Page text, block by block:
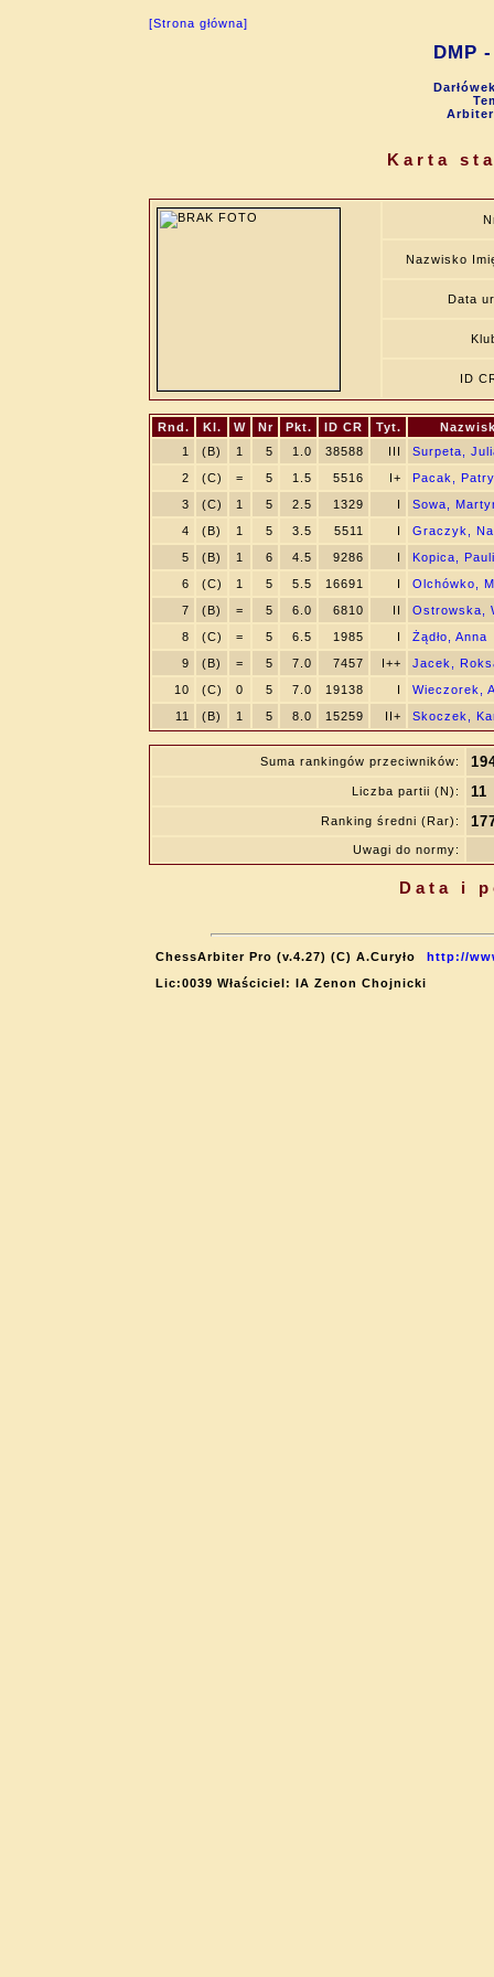
[Strona główna]
DMP
Karta
Nazwisko
Data
ID
Rnd. Kl. W Nr Pkt. ID CR Tyt.
1
(B) 1 5 1.0 38588 III
Surpeta,
2
(C) = 5 1.5 5516 I+
Pacak,
3
(C) 1 5 2.5 1329 I
Sowa,
4
(B) 1 5 3.5 5511 I
Graczyk,
5
(B) 1 6 4.5 9286 I
Kopica,
6
(C) 1 5 5.5 16691 I
Olchówko,
7
(B) = 5 6.0 6810 II
Ostrowska,
8
(C) = 5 6.5 1985 I
Żądło, Anna
9
(B) = 5 7.0 7457 I++
Jacek,
10
(C) 0 5 7.0 19138 I
Wieczorek,
11
(B) 1 5 8.0 15259 II+ Skoczek,
Suma rankingów przeciwników:
Liczba partii (N): 11
Ranking średni (Rar):
Uwagi do normy:
Data i
ChessArbiter Pro (v.4.27) (C) A.Curyło
http://
Lic:0039 Właściciel: IA Zenon Chojnicki